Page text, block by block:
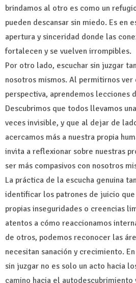
brindamos al otro es como un
pueden descansar sin miedo. Es en
apertura y sinceridad donde las
fortalecen y se vuelven irrompibles.
Por otro lado, escuchar sin juzgar
nosotros mismos. Al permitirnos
perspectiva, aprendemos lecciones
Descubrimos que todos llevamos
veces invisible, y que al dejar de
acercamos más a nuestra propia
invita a reflexionar sobre nuestras
ser más compasivos con nosotros
La práctica de la escucha genuina
identificar los patrones de juicio
propias inseguridades o creencias
atentos a cómo reaccionamos
de otros, podemos reconocer las
necesitan sanación y crecimiento.
sin juzgar no es solo un acto hacia
camino hacia el autodescubrimiento